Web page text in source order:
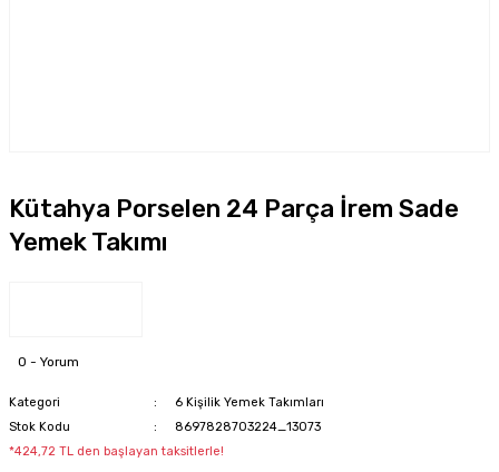
Kütahya Porselen 24 Parça İrem Sade
Yemek Takımı
0 - Yorum
Kategori
6 Kişilik Yemek Takımları
Stok Kodu
8697828703224_13073
*424,72 TL den başlayan taksitlerle!